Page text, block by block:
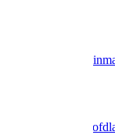
Wecken &
Zak- &